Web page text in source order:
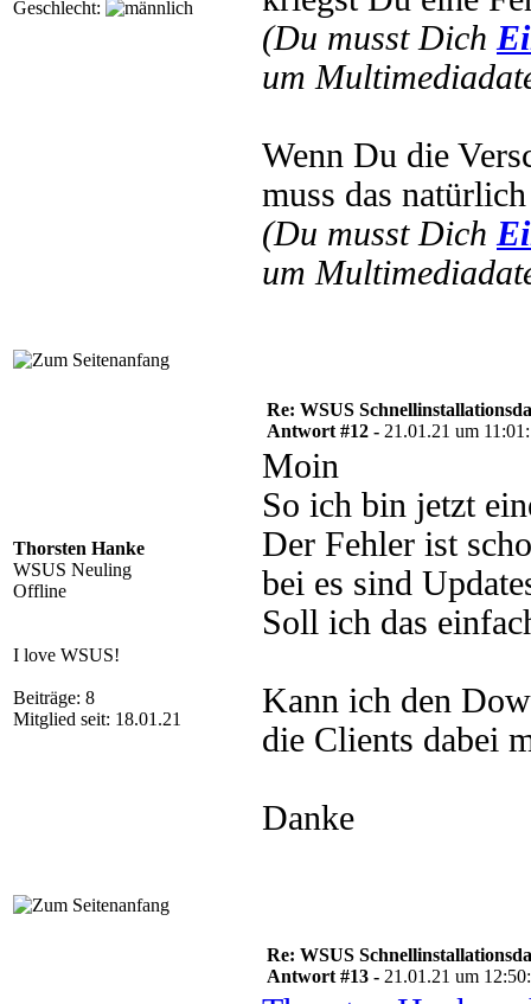
Geschlecht:
(Du musst Dich
um
Wenn Du die
muss das
(Du musst Dich
um
Thorsten Hanke
WSUS Neuling
Offline
I love WSUS!
Beiträge: 8
Mitglied seit: 18.01.21
Re: WSUS
Antwort #12 - 21.01.21 um
Moin
So ich bin jetzt
Der Fehler ist
bei es sind
Soll ich das
Kann ich den
die Clients dabei
Danke
Re: WSUS
Antwort #13 - 21.01.21 um